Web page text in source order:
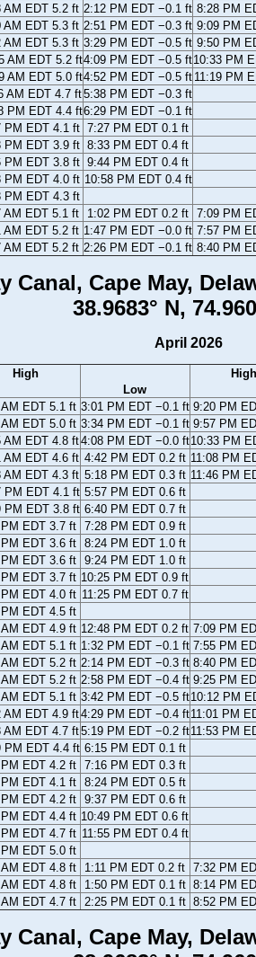
AM EDT 5.2 ft 2:12 PM EDT −0.1 ft 8:28 PM
AM EDT 5.3 ft 2:51 PM EDT −0.3 ft 9:09 PM
AM EDT 5.3 ft 3:29 PM EDT −0.5 ft 9:50 PM
AM EDT 5.2 ft4:09 PM EDT −0.5 ft10:33 PM
AM EDT 5.0 ft4:52 PM EDT −0.5 ft 11:19 PM
AM EDT 4.7 ft5:38 PM EDT −0.3 ft
PM EDT 4.4 ft6:29 PM EDT −0.1 ft
PM EDT 4.1 ft 7:27 PM EDT 0.1 ft
PM EDT 3.9 ft 8:33 PM EDT 0.4 ft
PM EDT 3.8 ft 9:44 PM EDT 0.4 ft
PM EDT 4.0 ft 10:58 PM EDT 0.4 ft
PM EDT 4.3 ft
AM EDT 5.1 ft 1:02 PM EDT 0.2 ft 7:09 PM
AM EDT 5.2 ft 1:47 PM EDT −0.0 ft 7:57 PM
AM EDT 5.2 ft 2:26 PM EDT −0.1 ft 8:40 PM
Canal, Cape May,
38.9683° N,
April 2026
High
Low
High
EDT 5.1 ft 3:01 PM EDT −0.1 ft 9:20 PM
EDT 5.0 ft 3:34 PM EDT −0.1 ft 9:57 PM
AM EDT 4.8 ft4:08 PM EDT −0.0 ft10:33 PM
AM EDT 4.6 ft 4:42 PM EDT 0.2 ft 11:08 PM
AM EDT 4.3 ft 5:18 PM EDT 0.3 ft 11:46 PM
PM EDT 4.1 ft 5:57 PM EDT 0.6 ft
PM EDT 3.8 ft 6:40 PM EDT 0.7 ft
EDT 3.7 ft 7:28 PM EDT 0.9 ft
EDT 3.6 ft 8:24 PM EDT 1.0 ft
EDT 3.6 ft 9:24 PM EDT 1.0 ft
EDT 3.7 ft 10:25 PM EDT 0.9 ft
EDT 4.0 ft 11:25 PM EDT 0.7 ft
EDT 4.5 ft
EDT 4.9 ft 12:48 PM EDT 0.2 ft 7:09 PM
EDT 5.1 ft 1:32 PM EDT −0.1 ft 7:55 PM
EDT 5.2 ft 2:14 PM EDT −0.3 ft 8:40 PM
EDT 5.2 ft 2:58 PM EDT −0.4 ft 9:25 PM
EDT 5.1 ft 3:42 PM EDT −0.5 ft10:12 PM
AM EDT 4.9 ft4:29 PM EDT −0.4 ft11:01 PM
AM EDT 4.7 ft5:19 PM EDT −0.2 ft11:53 PM
PM EDT 4.4 ft 6:15 PM EDT 0.1 ft
EDT 4.2 ft 7:16 PM EDT 0.3 ft
EDT 4.1 ft 8:24 PM EDT 0.5 ft
EDT 4.2 ft 9:37 PM EDT 0.6 ft
EDT 4.4 ft 10:49 PM EDT 0.6 ft
EDT 4.7 ft 11:55 PM EDT 0.4 ft
EDT 5.0 ft
EDT 4.8 ft 1:11 PM EDT 0.2 ft 7:32 PM
EDT 4.8 ft 1:50 PM EDT 0.1 ft 8:14 PM
EDT 4.7 ft 2:25 PM EDT 0.1 ft 8:52 PM
Canal, Cape May,